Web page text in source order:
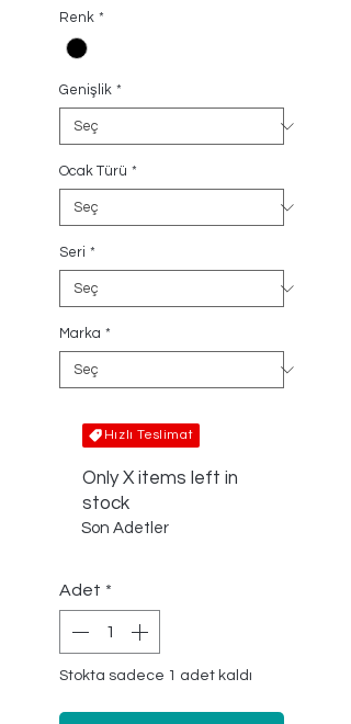
Renk *
Genişlik *
Ocak Türü *
Seri *
Marka *
Hızlı Teslimat
Only X items left in
stock
Son Adetler
Adet *
Stokta sadece 1 adet kaldı